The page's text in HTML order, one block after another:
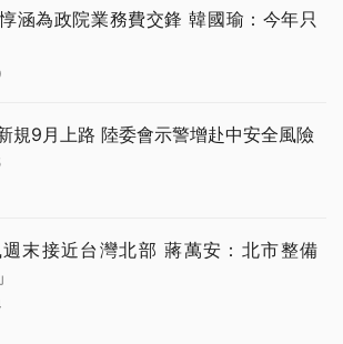
涵為政院業務費交鋒 韓國瑜：今年只
規9月上路 陸委會示警增赴中安全風險
末接近台灣北部 蔣萬安：北市整備